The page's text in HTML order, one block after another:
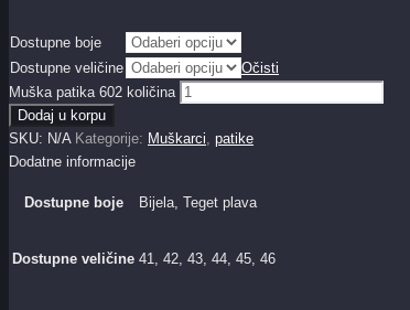
Dostupne boje
Dostupne veličine
Očisti
Muška patika 602 količina
Dodaj u korpu
SKU: N/A Kategorije: Muškarci, patike
Dodatne informacije
Dostupne boje Bijela, Teget plava
Dostupne veličine 41, 42, 43, 44, 45, 46